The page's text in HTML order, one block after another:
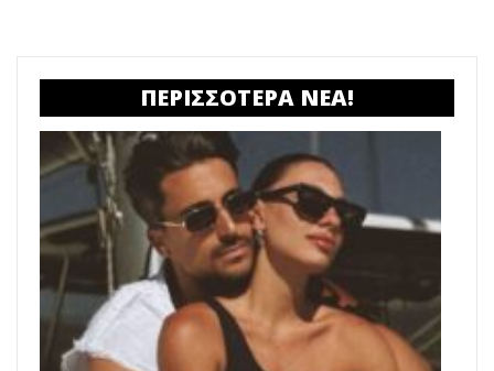
ΠΕΡΙΣΣΟΤΕΡΑ ΝΕΑ!